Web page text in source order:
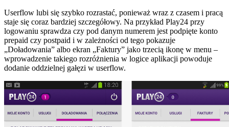
Userflow lubi się szybko rozrastać, ponieważ wraz z czasem i pracą
staje się coraz bardziej szczegółowy. Na przykład Play24 przy
logowaniu sprawdza czy pod danym numerem jest podpięte konto
prepaid czy postpaid i w zależności od tego pokazuje
„Doładowania” albo ekran „Faktury” jako trzecią ikonę w menu –
wprowadzenie takiego rozróżnienia w logice aplikacji powoduje
dodanie oddzielnej gałęzi w userflow.